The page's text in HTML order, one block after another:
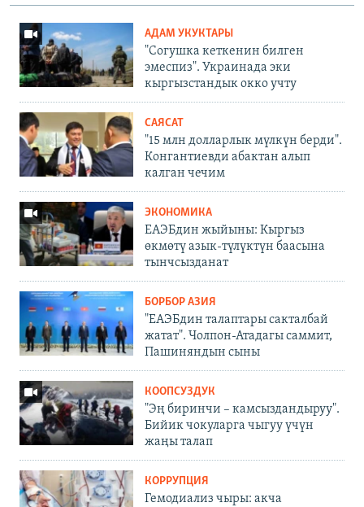
АДАМ УКУКТАРЫ
"Согушка кеткенин билген
эмеспиз". Украинада эки
кыргызстандык окко учту
САЯСАТ
"15 млн долларлык мүлкүн берди".
Конгантиевди абактан алып
калган чечим
ЭКОНОМИКА
ЕАЭБдин жыйыны: Кыргыз
өкмөтү азык-түлүктүн баасына
тынчсызданат
БОРБОР АЗИЯ
"ЕАЭБдин талаптары сакталбай
жатат". Чолпон-Атадагы саммит,
Пашиняндын сыны
КООПСУЗДУК
"Эң биринчи – камсыздандыруу".
Бийик чокуларга чыгуу үчүн
жаңы талап
КОРРУПЦИЯ
Гемодиализ чыры: акча